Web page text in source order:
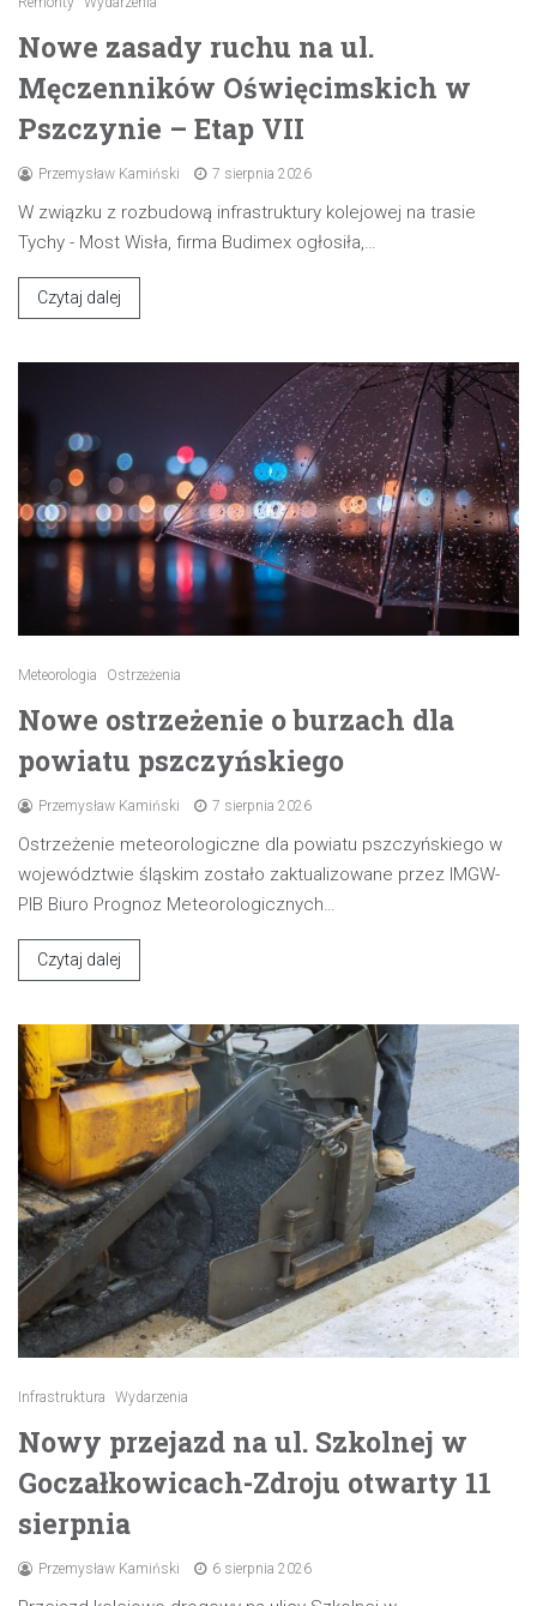
Nowe zasady ruchu na ul.
Męczenników Oświęcimskich w
Pszczynie – Etap VII
Przemysław Kamiński 7 sierpnia 2026
W związku z rozbudową infrastruktury kolejowej na trasie
Tychy - Most Wisła, firma Budimex ogłosiła,…
Czytaj dalej
Meteorologia Ostrzeżenia
Nowe ostrzeżenie o burzach dla
powiatu pszczyńskiego
Przemysław Kamiński 7 sierpnia 2026
Ostrzeżenie meteorologiczne dla powiatu pszczyńskiego w
województwie śląskim zostało zaktualizowane przez IMGW-
PIB Biuro Prognoz Meteorologicznych…
Czytaj dalej
Infrastruktura Wydarzenia
Nowy przejazd na ul. Szkolnej w
Goczałkowicach-Zdroju otwarty 11
sierpnia
Przemysław Kamiński 6 sierpnia 2026